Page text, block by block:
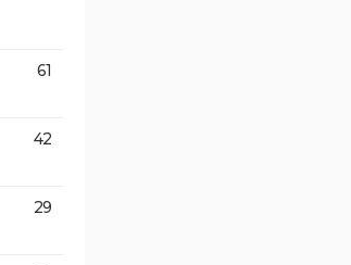
61
42
29